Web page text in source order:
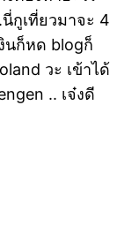
กูเที่ยวมาจะ 4
นก็หด blogก็
วะ เข้าได้
.. เจ๋งดี